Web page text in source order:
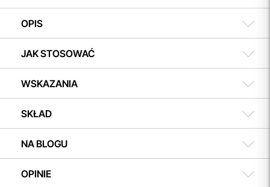
OPIS
JAK STOSOWAĆ
WSKAZANIA
SKŁAD
NA BLOGU
OPINIE